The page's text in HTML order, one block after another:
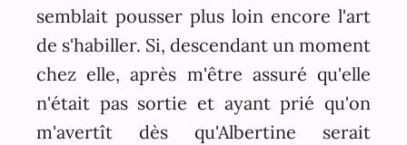
semblait pousser plus loin encore l'art
de s'habiller. Si, descendant un moment
chez elle, après m'être assuré qu'elle
n'était pas sortie et ayant prié qu'on
m'avertît dès qu'Albertine serait